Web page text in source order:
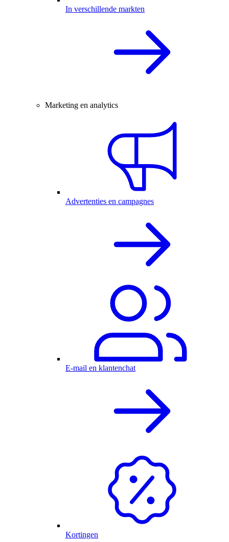
In verschillende markten
Marketing en analytics
Advertenties en campagnes
E-mail en klantenchat
Kortingen